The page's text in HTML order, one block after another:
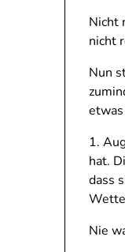
Nicht
nicht
Nun
1.
hat.
dass
Nie